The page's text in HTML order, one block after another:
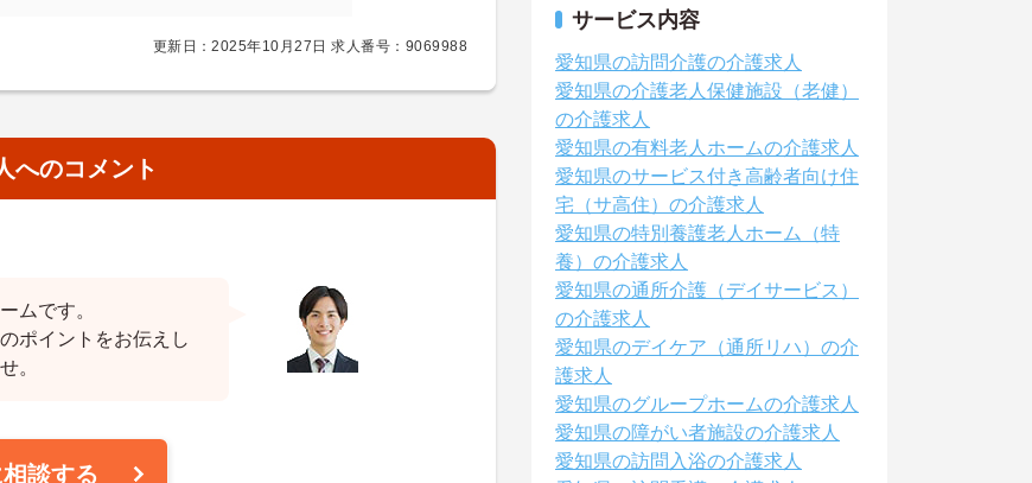
更新日：2025年10月27日 求人番号：9069988
へのコメント
ムです。
ポイントをお伝えし
。
談する
サービス内容
愛知県の訪問介護の介護求人
愛知県の介護老人保健施設（老健）
の介護求人
愛知県の有料老人ホームの介護求人
愛知県のサービス付き高齢者向け住
宅（サ高住）の介護求人
愛知県の特別養護老人ホーム（特
養）の介護求人
愛知県の通所介護（デイサービス）
の介護求人
愛知県のデイケア（通所リハ）の介
護求人
愛知県のグループホームの介護求人
愛知県の障がい者施設の介護求人
愛知県の訪問入浴の介護求人